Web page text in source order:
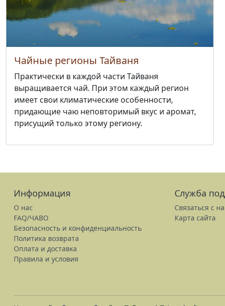
Чайные регионы Тайваня
Практически в каждой части Тайваня
выращивается чай. При этом каждый регион
имеет свои климатические особенности,
придающие чаю неповторимый вкус и аромат,
присущий только этому региону.
Информация
О нас
FAQ/ЧАВО
Безопасность и конфиденциальность
Политика возврата
Оплата и доставка
Правила и условия
Служба
Связаться с
Карта сайта